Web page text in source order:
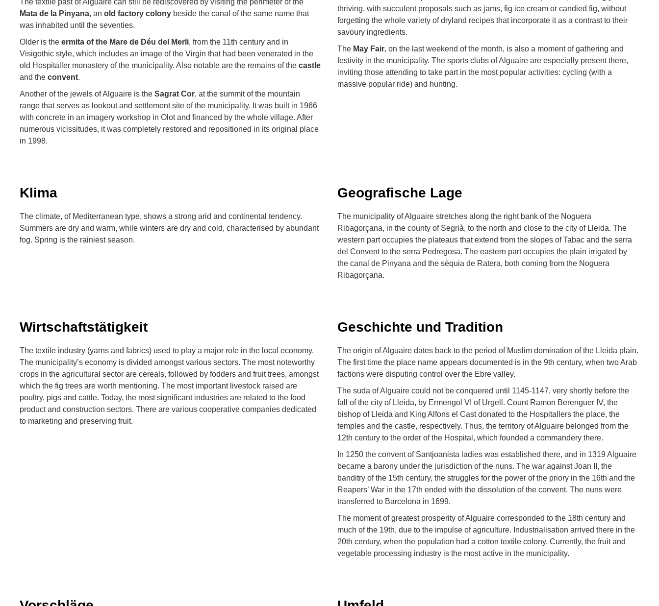
The textile past of Alguaire can still be rediscovered by visiting the perimeter of the
Mata de la Pinyana, an old factory colony beside the canal of the same name that
was inhabited until the seventies.
Older is the ermita of the Mare de Déu del Merli, from the 11th century and in
Visigothic style, which includes an image of the Virgin that had been venerated in the
old Hospitaller monastery of the municipality. Also notable are the remains of the castle
and the convent.
Another of the jewels of Alguaire is the Sagrat Cor, at the summit of the mountain
range that serves as lookout and settlement site of the municipality. It was built in 1966
with concrete in an imagery workshop in Olot and financed by the whole village. After
numerous vicissitudes, it was completely restored and repositioned in its original place
in 1998.
thriving, with succulent proposals such as jams, fig ice cream or candied fig, without
forgetting the whole variety of dryland recipes that incorporate it as a contrast to their
savoury ingredients.
The May Fair, on the last weekend of the month, is also a moment of gathering and
festivity in the municipality. The sports clubs of Alguaire are especially present there,
inviting those attending to take part in the most popular activities: cycling (with a
massive popular ride) and hunting.
Klima
The climate, of Mediterranean type, shows a strong arid and continental tendency.
Summers are dry and warm, while winters are dry and cold, characterised by abundant
fog. Spring is the rainiest season.
Geografische Lage
The municipality of Alguaire stretches along the right bank of the Noguera
Ribagorçana, in the county of Segrià, to the north and close to the city of Lleida. The
western part occupies the plateaus that extend from the slopes of Tabac and the serra
del Convent to the serra Pedregosa. The eastern part occupies the plain irrigated by
the canal de Pinyana and the sèquia de Ratera, both coming from the Noguera
Ribagorçana.
Wirtschaftstätigkeit
The textile industry (yarns and fabrics) used to play a major role in the local economy.
The municipality’s economy is divided amongst various sectors. The most noteworthy
crops in the agricultural sector are cereals, followed by fodders and fruit trees, amongst
which the fig trees are worth mentioning. The most important livestock raised are
poultry, pigs and cattle. Today, the most significant industries are related to the food
product and construction sectors. There are various cooperative companies dedicated
to marketing and preserving fruit.
Geschichte und Tradition
The origin of Alguaire dates back to the period of Muslim domination of the Lleida plain.
The first time the place name appears documented is in the 9th century, when two Arab
factions were disputing control over the Ebre valley.
The suda of Alguaire could not be conquered until 1145-1147, very shortly before the
fall of the city of Lleida, by Ermengol VI of Urgell. Count Ramon Berenguer IV, the
bishop of Lleida and King Alfons el Cast donated to the Hospitallers the place, the
temples and the castle, respectively. Thus, the territory of Alguaire belonged from the
12th century to the order of the Hospital, which founded a commandery there.
In 1250 the convent of Santjoanista ladies was established there, and in 1319 Alguaire
became a barony under the jurisdiction of the nuns. The war against Joan II, the
banditry of the 15th century, the struggles for the power of the priory in the 16th and the
Reapers’ War in the 17th ended with the dissolution of the convent. The nuns were
transferred to Barcelona in 1699.
The moment of greatest prosperity of Alguaire corresponded to the 18th century and
much of the 19th, due to the impulse of agriculture. Industrialisation arrived there in the
20th century, when the population had a cotton textile colony. Currently, the fruit and
vegetable processing industry is the most active in the municipality.